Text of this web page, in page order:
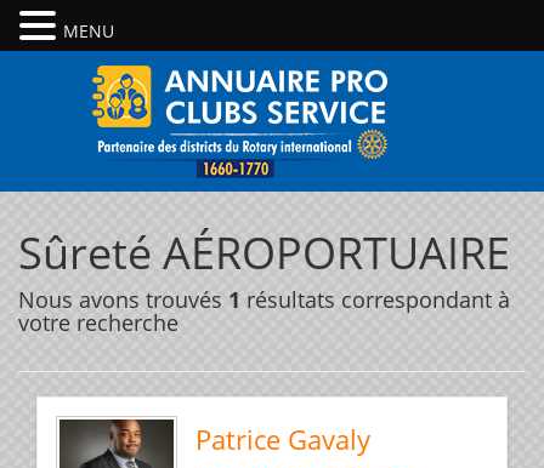
Sûreté AÉROPORTUAIRE
Nous avons trouvés 1 résultats correspondant à
votre recherche
Patrice Gavaly
MENU